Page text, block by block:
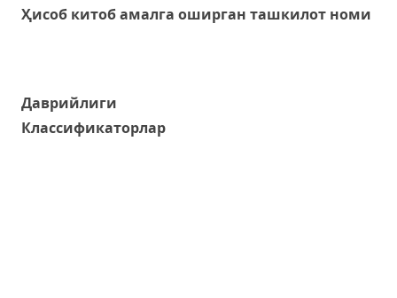
Ҳисоб китоб амалга оширган ташкилот номи
Даврийлиги
Классификаторлар